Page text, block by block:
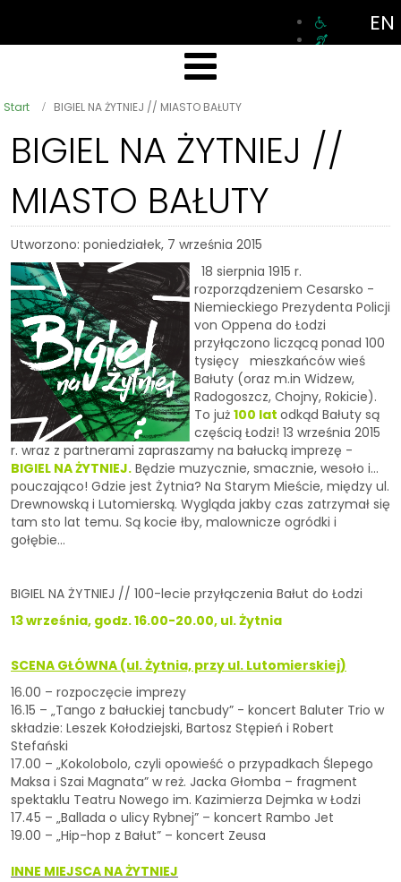
EN
Start BIGIEL NA ŻYTNIEJ // MIASTO BAŁUTY
BIGIEL NA ŻYTNIEJ //
MIASTO BAŁUTY
Utworzono: poniedziałek, 7 września 2015
18 sierpnia 1915 r.
rozporządzeniem Cesarsko -
Niemieckiego Prezydenta Policji
von Oppena do Łodzi
przyłączono liczącą ponad 100
tysięcy mieszkańców wieś
Bałuty (oraz m.in Widzew,
Radogoszcz, Chojny, Rokicie).
To już 100 lat odkąd Bałuty są
częścią Łodzi! 13 września 2015
r. wraz z partnerami zapraszamy na bałucką imprezę -
BIGIEL NA ŻYTNIEJ. Będzie muzycznie, smacznie, wesoło i…
pouczająco! Gdzie jest Żytnia? Na Starym Mieście, między ul.
Drewnowską i Lutomierską. Wygląda jakby czas zatrzymał się
tam sto lat temu. Są kocie łby, malownicze ogródki i
gołębie…
BIGIEL NA ŻYTNIEJ // 100-lecie przyłączenia Bałut do Łodzi
13 września, godz. 16.00-20.00, ul. Żytnia
SCENA GŁÓWNA (ul. Żytnia, przy ul. Lutomierskiej)
16.00 – rozpoczęcie imprezy
16.15 – „Tango z bałuckiej tancbudy” - koncert Baluter Trio w
składzie: Leszek Kołodziejski, Bartosz Stępień i Robert
Stefański
17.00 – „Kokolobolo, czyli opowieść o przypadkach Ślepego
Maksa i Szai Magnata” w reż. Jacka Głomba – fragment
spektaklu Teatru Nowego im. Kazimierza Dejmka w Łodzi
17.45 – „Ballada o ulicy Rybnej” – koncert Rambo Jet
19.00 – „Hip-hop z Bałut” – koncert Zeusa
INNE MIEJSCA NA ŻYTNIEJ